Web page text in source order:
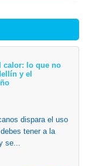
calor: lo que no
y el
dispara el uso
tener a la
se...